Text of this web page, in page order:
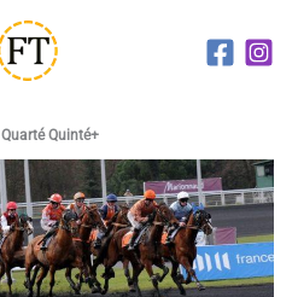
Quinté+